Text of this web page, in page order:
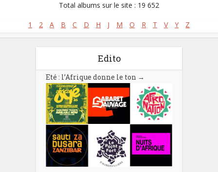
Total albums sur le site : 19 652
1 2 A B C D H J M O R T V Y Z
Edito
Eté : l’Afrique donne le ton →